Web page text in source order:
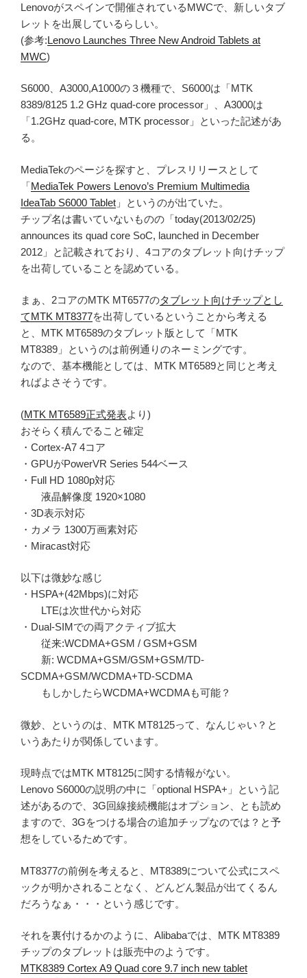
Lenovoがスペインで開催されているMWCで、新しいタブ
レットを出展しているらしい。
(参考:Lenovo Launches Three New Android Tablets at
MWC)
S6000、A3000,A1000の３機種で、S6000は「MTK
8389/8125 1.2 GHz quad-core processor」、A3000は
「1.2GHz quad-core, MTK processor」といった記述があ
る。
MediaTekのページを探すと、プレスリリースとして
「MediaTek Powers Lenovo’s Premium Multimedia
IdeaTab S6000 Tablet 」というのが出ていた。
チップ名は書いていないものの「today(2013/02/25)
announces its quad core SoC, launched in December
2012」と記載されており、4コアのタブレット向けチップ
を出荷していることを認めている。
まぁ、2コアのMTK MT6577のタブレット向けチップとし
てMTK MT8377を出荷しているということから考える
と、MTK MT6589のタブレット版として「MTK
MT8389」というのは前例通りのネーミングです。
なので、基本機能としては、MTK MT6589と同じと考え
ればよさそうです。
(MTK MT6589正式発表より)
おそらく積んでること確定
・Cortex-A7 4コア
・GPUがPowerVR Series 544ベース
・Full HD 1080p対応
液晶解像度 1920×1080
・3D表示対応
・カメラ 1300万画素対応
・Miracast対応
以下は微妙な感じ
・HSPA+(42Mbps)に対応
LTEは次世代から対応
・Dual-SIMでの両アクティブ拡大
従来:WCDMA+GSM / GSM+GSM
新: WCDMA+GSM/GSM+GSM/TD-
SCDMA+GSM/WCDMA+TD-SCDMA
もしかしたらWCDMA+WCDMAも可能？
微妙、というのは、MTK MT8125って、なんじゃい？と
いうあたりが関係しています。
現時点ではMTK MT8125に関する情報がない。
Lenovo S6000の説明の中に「optional HSPA+」という記
述があるので、3G回線接続機能はオプション、とも読め
ますので、3Gをつける場合の追加チップなのでは？と予
想をしているためです。
MT8377の前例を考えると、MT8389について公式にスペ
ックが明かされることなく、どんどん製品が出てくるん
だろうなぁ・・・という感じです。
それを裏付けるかのように、Alibabaでは、MTK MT8389
チップのタブレットは販売中のようです。
MTK8389 Cortex A9 Quad core 9.7 inch new tablet